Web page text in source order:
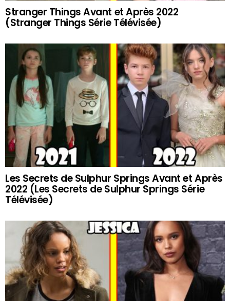
Stranger Things Avant et Après 2022
(Stranger Things Série Télévisée)
Les Secrets de Sulphur Springs Avant et Après
2022 (Les Secrets de Sulphur Springs Série
Télévisée)